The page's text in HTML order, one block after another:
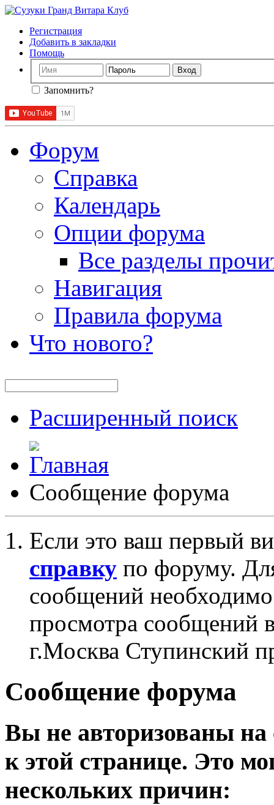
Регистрация
Добавить в закладки
Помощь
Запомнить?
Форум
Справка
Календарь
Опции форума
Все разделы
Навигация
Правила форума
Что нового?
Расширенный поиск
Сообщение форума
Если это ваш первый
справку по форуму.
сообщений
просмотра сообщений
г.Москва Ступинский
Сообщение форума
Вы не авторизованы на
к этой странице. Это
нескольких причин: